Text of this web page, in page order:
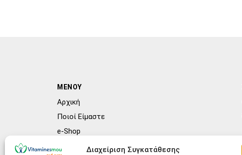
Διαχείριση Συγκατάθεσης
ΜΕΝΟΥ
Αρχική
Ποιοί Είμαστε
e-Shop
Συχνές ερωτήσεις (FAQs)